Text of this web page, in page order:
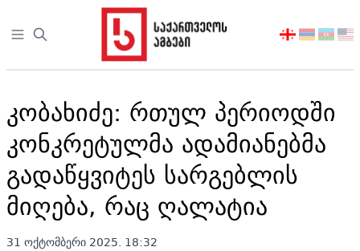
Open sidebar
აირჩიეთ
კობახიძე: რთულ პერიოდში
კონკრეტულმა ადამიანებმა
გადაწყვიტეს სარგებლის
მიღება, რაც ღალატია
31 ოქტომბერი 2025. 18:32